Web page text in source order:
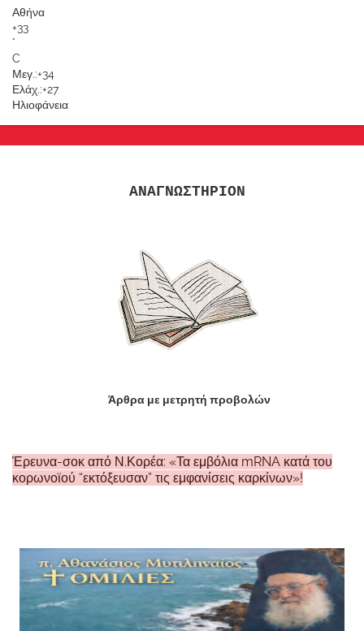
Αθήνα
+33
°
C
Μεγ.:+34
Ελάχ.:+27
Ηλιοφάνεια
ΑΝΑΓΝΩΣΤΗΡΙΟΝ
Άρθρα με μετρητή προβολών
Έρευνα-σοκ από Ν.Κορέα: «Τα εμβόλια mRNA κατά του
κορωνοϊού “εκτόξευσαν” τις εμφανίσεις καρκίνων»!